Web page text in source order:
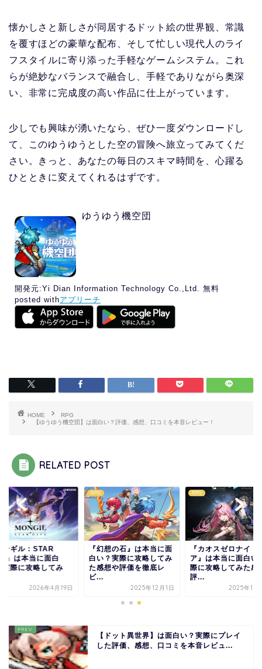
懐かしさと新しさが同居するドット絵の世界観、常識
を覆すほどの豪華な配布、そして忙しい現代人のライ
フスタイルに寄り添った手軽なゲームシステム。これ
らが絶妙なバランスで融合し、手軽でありながら奥深
い、非常に完成度の高い作品に仕上がっています。
少しでも興味が湧いたなら、ぜひ一度ダウンロードし
て、このゆうゆうとした空の冒険へ旅立ってみてくだ
さい。きっと、あなたの毎日のスキマ時間を、心躍る
ひとときに変えてくれるはずです。
ゆうゆう機空団
開発元:Yi Dian Information Technology Co.,Ltd. 無料
posted withアプリーチ
HOME
RPG
【ゆうゆう機空団】は面白い？評価、感想、口コミを本音レビュー！
RELATED POST
ンギル：STAR
』は本当に面白
実際に攻略してみ
2026年4月19日
RPG
『幻想の石』は本当に面
白い？実際に攻略してみ
た感想や評価を徹底レ
ビ...
2025年12月1日
RPG
『カオスゼロナイト
ア』は本当に面白い
際に攻略してみた感
評...
2025年10
【ドット異世界】は面白い？実際にプレイ
した評価、感想、口コミを本音レビュ...